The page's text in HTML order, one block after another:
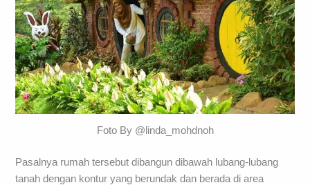
Foto By @linda_mohdnoh
Pasalnya rumah tersebut dibangun dibawah lubang-lubang
tanah dengan kontur yang berundak dan berada di area